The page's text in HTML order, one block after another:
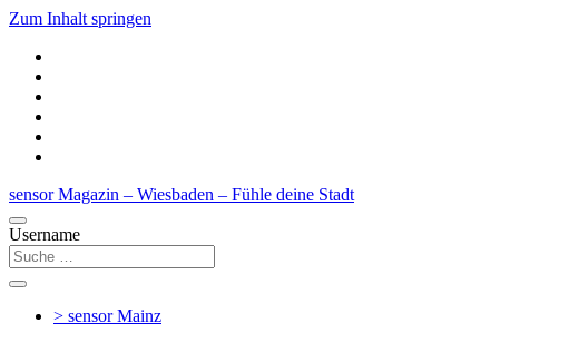
Zum Inhalt springen
sensor Magazin – Wiesbaden – Fühle deine Stadt
Username
> sensorMainz